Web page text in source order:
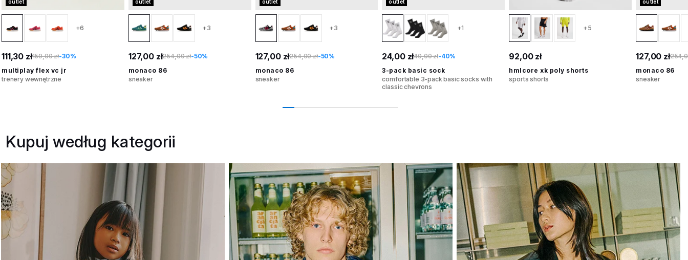
outlet
+6
111,30 zł159,00 zł-30%
multiplay flex vc jr
trenery wewnętrzne
outlet
+3
127,00 zł254,00 zł-50%
monaco 86
sneaker
outlet
+3
127,00 zł254,00 zł-50%
monaco 86
sneaker
outlet
+1
24,00 zł40,00 zł-40%
3-pack basic sock
comfortable 3-pack basic socks with
classic chevrons
+5
92,00 zł
hmlcore xk poly shorts
sports shorts
outlet
127,00 zł
monaco 86
sneaker
Kupuj według kategorii